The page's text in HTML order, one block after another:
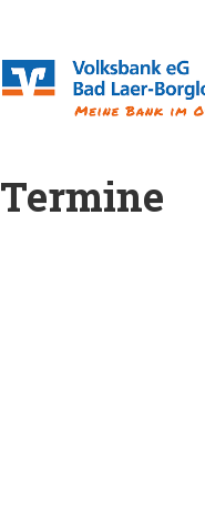
Termine